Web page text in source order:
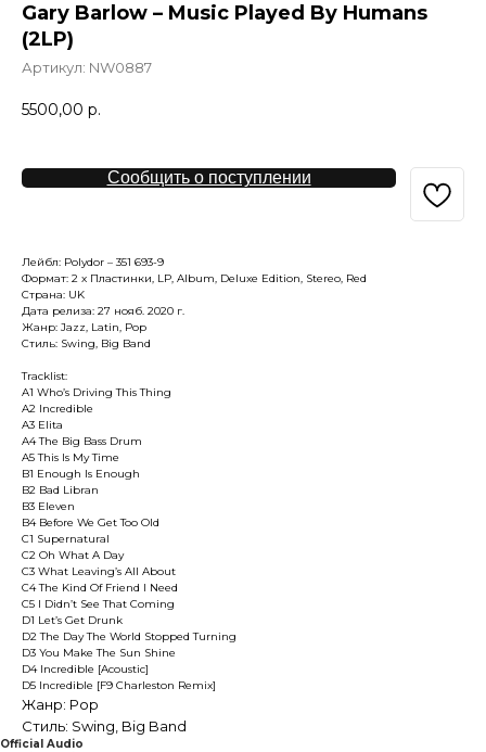
Gary Barlow – Music Played By Humans
(2LP)
Артикул: NW0887
5500,00 р.
Сообщить о поступлении
Лейбл: Polydor – 351 693-9
Формат: 2 x Пластинки, LP, Album, Deluxe Edition, Stereo, Red
Страна: UK
Дата релиза: 27 нояб. 2020 г.
Жанр: Jazz, Latin, Pop
Стиль: Swing, Big Band
Tracklist:
A1 Who’s Driving This Thing
A2 Incredible
A3 Elita
A4 The Big Bass Drum
A5 This Is My Time
B1 Enough Is Enough
B2 Bad Libran
B3 Eleven
B4 Before We Get Too Old
C1 Supernatural
C2 Oh What A Day
C3 What Leaving’s All About
C4 The Kind Of Friend I Need
C5 I Didn’t See That Coming
D1 Let’s Get Drunk
D2 The Day The World Stopped Turning
D3 You Make The Sun Shine
D4 Incredible [Acoustic]
D5 Incredible [F9 Charleston Remix]
Жанр: Pop
Стиль: Swing, Big Band
Official Audio